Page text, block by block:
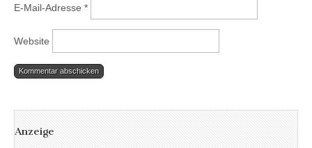
E-Mail-Adresse *
Website
Anzeige